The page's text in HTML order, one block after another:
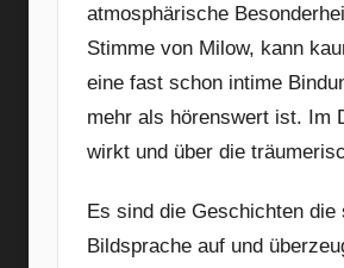
atmosphärische
Stimme von Milow, kann
eine fast schon intime
mehr als hörenswert ist. Im
wirkt und über die
Es sind die Geschichten
Bildsprache auf und